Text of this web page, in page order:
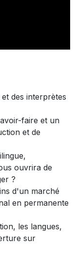
des interprètes
faire et un
et de
ouvrira de
?
d'un marché
en permanente
les langues,
sur